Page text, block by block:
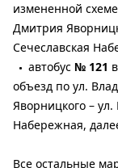
измененной
Дмитрия
Сечеславская
автобус № 121
объезд по ул.
Яворницкого –
Набережная,
Все остальные